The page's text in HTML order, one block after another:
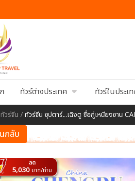
ทัวร์ต่างประเทศ ทัวร์ในประเ
ทัวร์จีน /ทัวร์จีน ซุปตาร์...เฉิงตู ซื่อกู่เหนียงซาน
กลับ
ลด
5,030 บาท/ท่าน